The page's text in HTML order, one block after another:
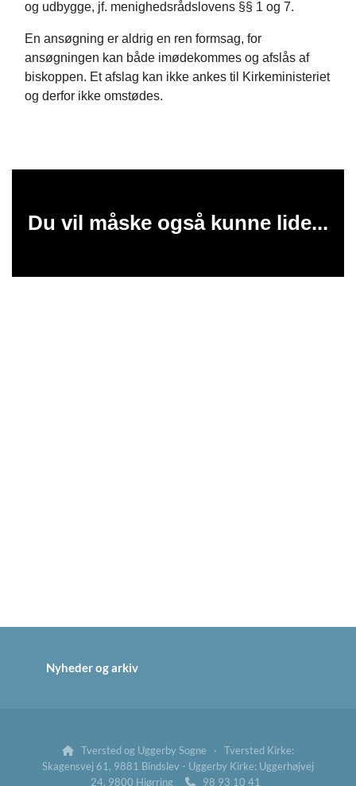
og udbygge, jf. menighedsrådslovens §§ 1 og 7.
En ansøgning er aldrig en ren formsag, for
ansøgningen kan både imødekommes og afslås af
biskoppen. Et afslag kan ikke ankes til Kirkeministeriet
og derfor ikke omstødes.
Du vil måske også kunne lide...
Nyheder og arkiv

Tversted og Uggerby Sogne · Tversted Kirke:
Skagensvej 61, 9881 Bindslev - Uggerby Kirke: Uggerhøjvej
24, 9800 Hjørring
 98 93 10 41